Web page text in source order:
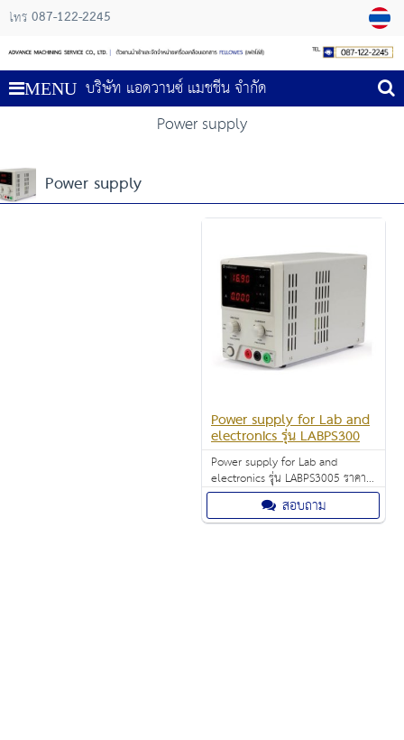
โทร 087-122-2245
MENU บริษัท แอดวานซ์ แมชชีน จำกัด
Power supply
Power supply
Power supply for Lab and
electronics รุ่น LABPS300
Power supply for Lab and
electronics รุ่น LABPS3005 ราคา
9,500.00 บาท dimensions (W x H
x D): 110 x 156 x 260 mm
สอบถาม